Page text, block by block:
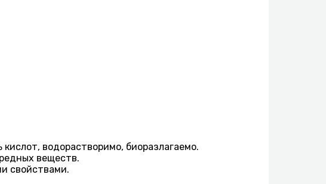
водорастворимо, биоразлагаемо.
веществ.
свойствами.